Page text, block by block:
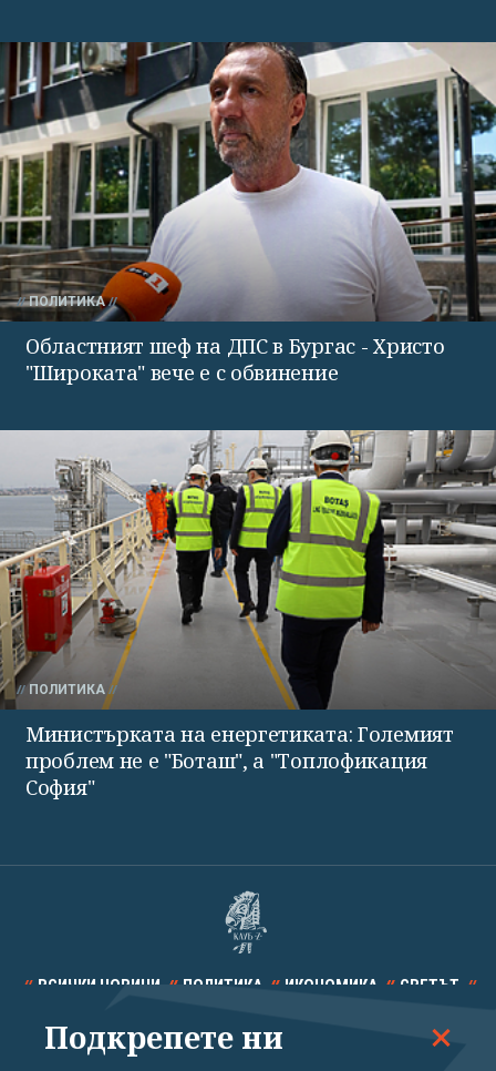
ПОЛИТИКА
Областният шеф на ДПС в Бургас - Христо
"Широката" вече е с обвинение
ПОЛИТИКА
Министърката на енергетиката: Големият
проблем не е "Боташ", а "Топлофикация
София"
ВСИЧКИ НОВИНИ ПОЛИТИКА ИКОНОМИКА СВЕТЪТ
СПОРТ КУЛТУРА ТЕХНОЛОГИИ КАЛЕЙДОСКОП
Подкрепете ни